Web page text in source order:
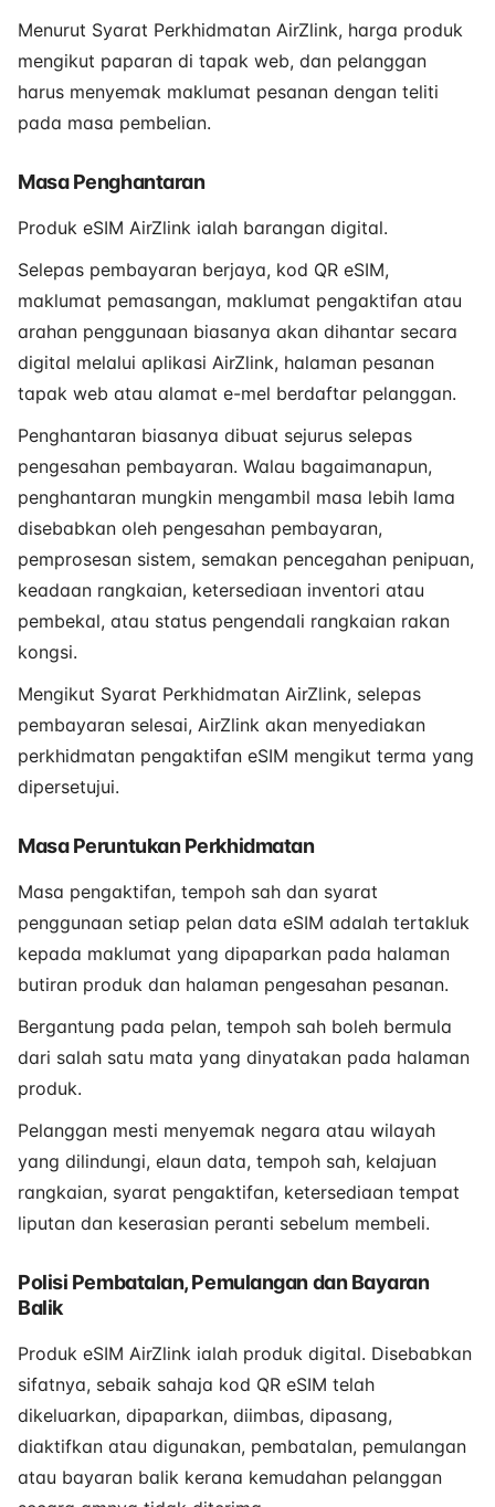
Menurut Syarat Perkhidmatan AirZlink, harga produk
mengikut paparan di tapak web, dan pelanggan
harus menyemak maklumat pesanan dengan teliti
pada masa pembelian.
Masa Penghantaran
Produk eSIM AirZlink ialah barangan digital.
Selepas pembayaran berjaya, kod QR eSIM,
maklumat pemasangan, maklumat pengaktifan atau
arahan penggunaan biasanya akan dihantar secara
digital melalui aplikasi AirZlink, halaman pesanan
tapak web atau alamat e-mel berdaftar pelanggan.
Penghantaran biasanya dibuat sejurus selepas
pengesahan pembayaran. Walau bagaimanapun,
penghantaran mungkin mengambil masa lebih lama
disebabkan oleh pengesahan pembayaran,
pemprosesan sistem, semakan pencegahan penipuan,
keadaan rangkaian, ketersediaan inventori atau
pembekal, atau status pengendali rangkaian rakan
kongsi.
Mengikut Syarat Perkhidmatan AirZlink, selepas
pembayaran selesai, AirZlink akan menyediakan
perkhidmatan pengaktifan eSIM mengikut terma yang
dipersetujui.
Masa Peruntukan Perkhidmatan
Masa pengaktifan, tempoh sah dan syarat
penggunaan setiap pelan data eSIM adalah tertakluk
kepada maklumat yang dipaparkan pada halaman
butiran produk dan halaman pengesahan pesanan.
Bergantung pada pelan, tempoh sah boleh bermula
dari salah satu mata yang dinyatakan pada halaman
produk.
Pelanggan mesti menyemak negara atau wilayah
yang dilindungi, elaun data, tempoh sah, kelajuan
rangkaian, syarat pengaktifan, ketersediaan tempat
liputan dan keserasian peranti sebelum membeli.
Polisi Pembatalan, Pemulangan dan Bayaran
Balik
Produk eSIM AirZlink ialah produk digital. Disebabkan
sifatnya, sebaik sahaja kod QR eSIM telah
dikeluarkan, dipaparkan, diimbas, dipasang,
diaktifkan atau digunakan, pembatalan, pemulangan
atau bayaran balik kerana kemudahan pelanggan